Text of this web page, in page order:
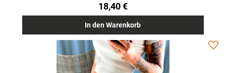
18,40 €
In den Warenkorb